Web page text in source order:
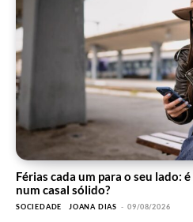
Férias cada um para o seu lado:
num casal sólido?
SOCIEDADE JOANA DIAS - 09/08/2026